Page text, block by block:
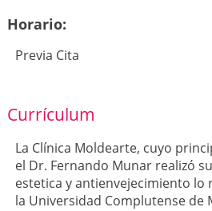
Horario:
Previa Cita
Currículum
La Clínica Moldearte, cuyo
el Dr. Fernando Munar realizó
estetica y antienvejecimiento lo
la Universidad Complutense de